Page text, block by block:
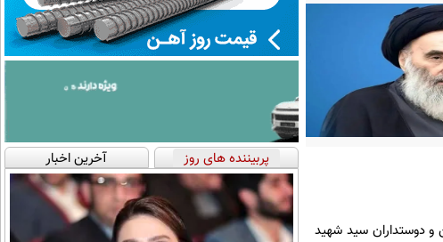
و دوستداران سید شهید
پربیننده های روز آخرین اخبار